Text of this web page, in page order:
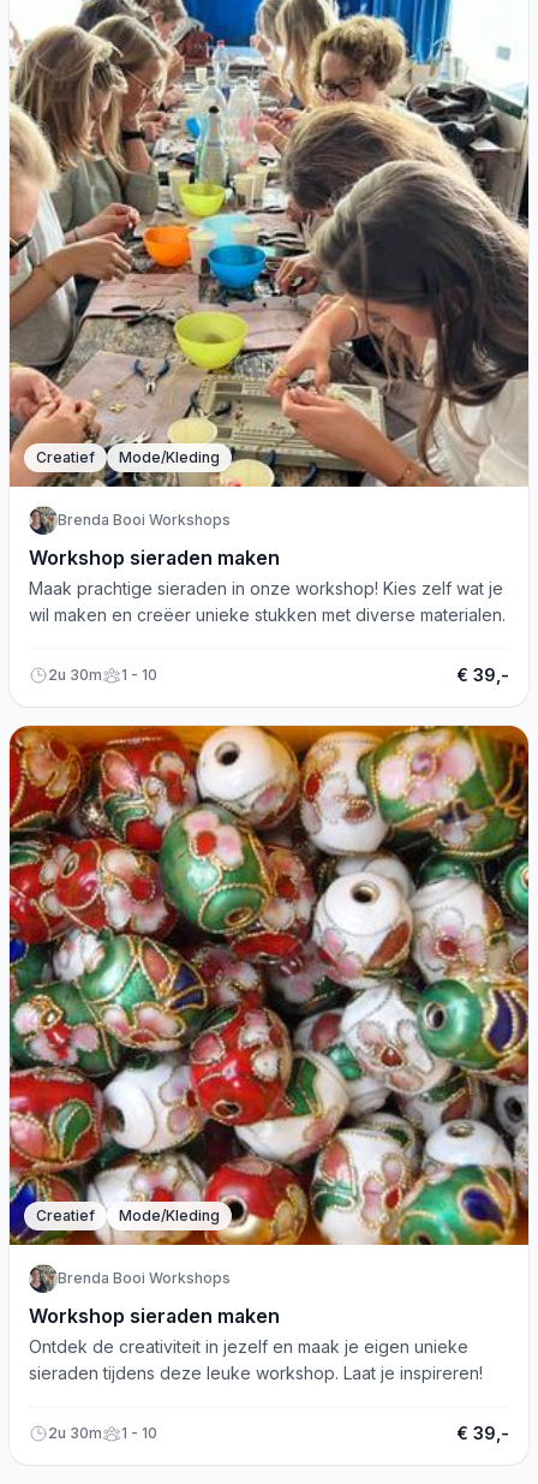
Creatief Mode/Kleding
Brenda Booi Workshops
Workshop sieraden maken
Maak prachtige sieraden in onze workshop! Kies zelf wat je
wil maken en creëer unieke stukken met diverse materialen.
2u 30m 1 - 10 € 39,-
Creatief Mode/Kleding
Brenda Booi Workshops
Workshop sieraden maken
Ontdek de creativiteit in jezelf en maak je eigen unieke
sieraden tijdens deze leuke workshop. Laat je inspireren!
2u 30m 1 - 10 € 39,-